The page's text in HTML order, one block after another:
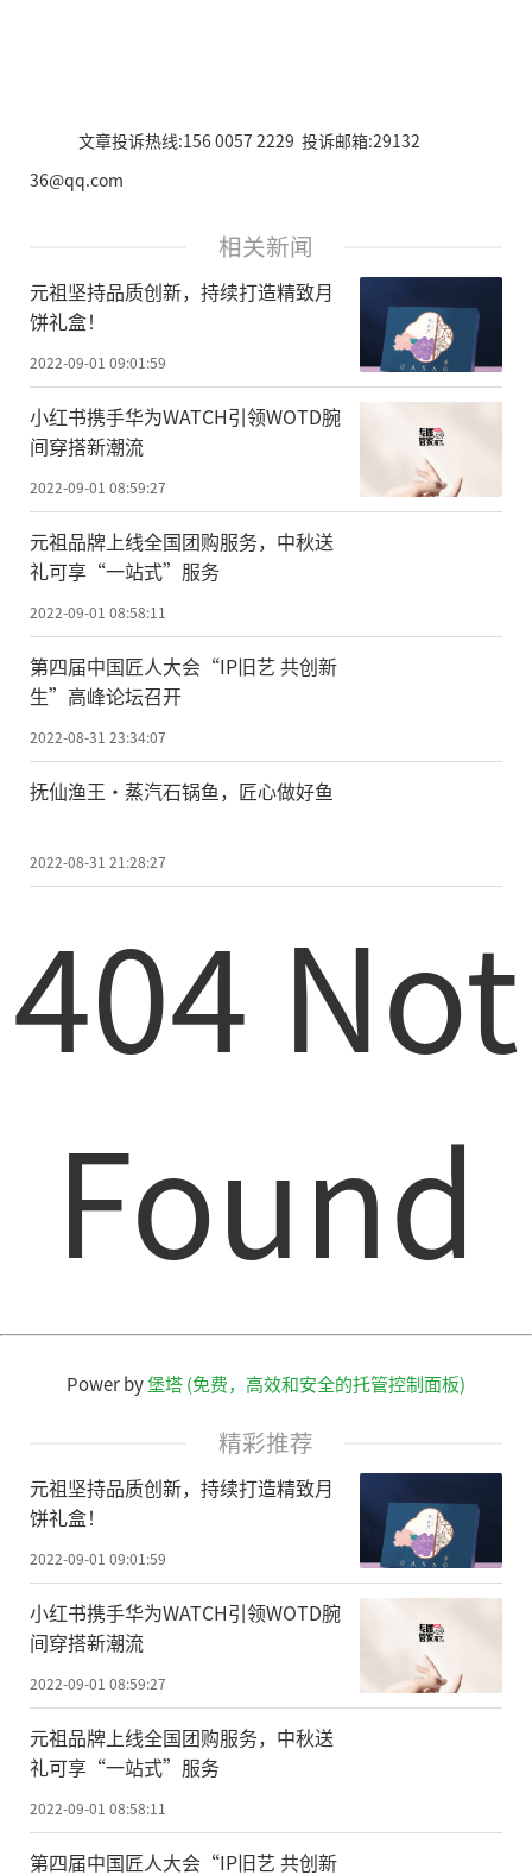
文章投诉热线:156 0057 2229 投诉邮箱:29132
36@qq.com
相关新闻
元祖坚持品质创新，持续打造精致月
饼礼盒！
2022-09-01 09:01:59
小红书携手华为WATCH引领WOTD腕
间穿搭新潮流
2022-09-01 08:59:27
元祖品牌上线全国团购服务，中秋送
礼可享“一站式”服务
2022-09-01 08:58:11
第四届中国匠人大会“IP旧艺 共创新
生”高峰论坛召开
2022-08-31 23:34:07
抚仙渔王·蒸汽石锅鱼，匠心做好鱼
2022-08-31 21:28:27
404 Not
Found
Power by堡塔 (免费，高效和安全的托管控制面板)
精彩推荐
元祖坚持品质创新，持续打造精致月
饼礼盒！
2022-09-01 09:01:59
小红书携手华为WATCH引领WOTD腕
间穿搭新潮流
2022-09-01 08:59:27
元祖品牌上线全国团购服务，中秋送
礼可享“一站式”服务
2022-09-01 08:58:11
第四届中国匠人大会“IP旧艺 共创新